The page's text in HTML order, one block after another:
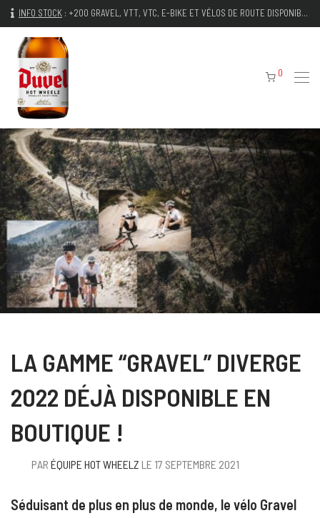
INFO STOCK : +200 GRAVEL, VTT, VTC, E-BIKE ET VÉLOS DE ROUTE DISPONIBLES IMMÉDIATEMENT
0
LA GAMME “GRAVEL” DIVERGE
2022 DÉJÀ DISPONIBLE EN
BOUTIQUE !
PAR ÉQUIPE HOT WHEELZ LE 17 SEPTEMBRE 2021
Séduisant de plus en plus de monde, le vélo Gravel